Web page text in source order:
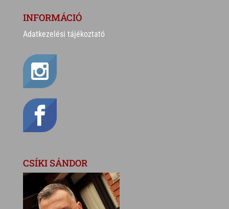
INFORMÁCIÓ
Adatkezelési tájékoztató
CSÍKI SÁNDOR